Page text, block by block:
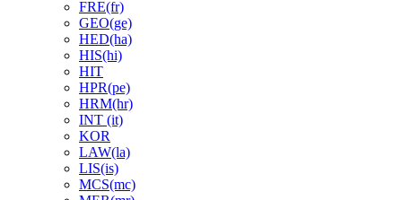
FRE(fr)
GEO(ge)
HED(ha)
HIS(hi)
HIT
HPR(pe)
HRM(hr)
INT (it)
KOR
LAW(la)
LIS(is)
MCS(mc)